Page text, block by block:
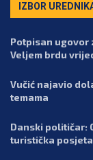
IZBOR
Potpisan ugovor
Veljem brdu
Vučić najavio
temama
Danski političar:
turistička